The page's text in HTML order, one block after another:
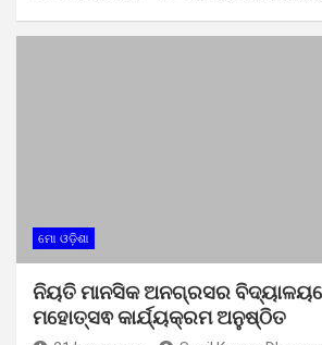
ମୋ ଓଡ଼ିଶା
ନିୟତି ମାନସିକ ଅନଗ୍ରସର
ମହୋତ୍ସଵ କାର୍ଯ୍ୟକ୍ରମ ଅନୁଷ୍ଠିତ